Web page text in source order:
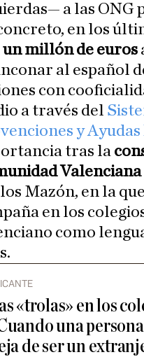
a las ONG
en los
un millón de euros
al español
con
a través del
y
tras la
Valenciana
Mazón, en la
en los
como
«trolas» en los
una
de ser un